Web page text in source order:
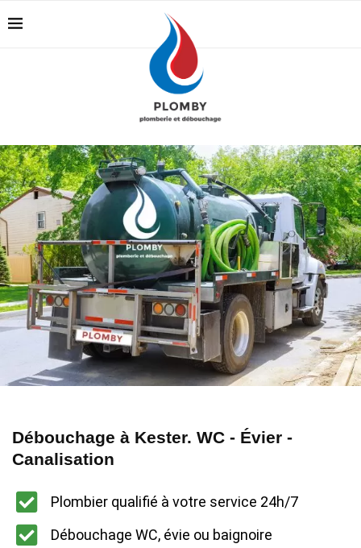
Débouchage à Kester. WC - Évier -
Canalisation
Plombier qualifié à votre service 24h/7
Débouchage WC, évie ou baignoire